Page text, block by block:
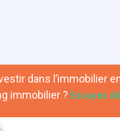
dans l’immobilier
immobilier ? Essayez